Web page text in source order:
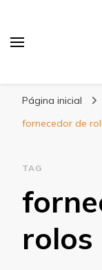
Página inicial
fornecedor de
TAG